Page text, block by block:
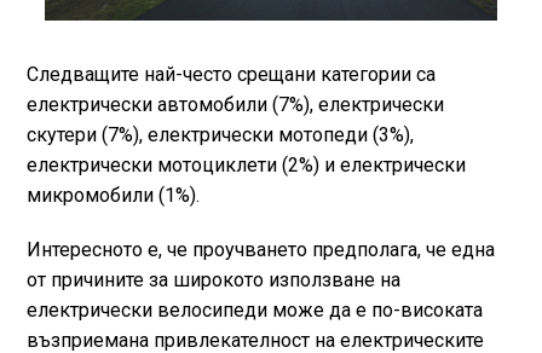
Следващите най-често срещани категории са
електрически автомобили (7%), електрически
скутери (7%), електрически мотопеди (3%),
електрически мотоциклети (2%) и електрически
микромобили (1%).
Интересното е, че проучването предполага, че една
от причините за широкото използване на
електрически велосипеди може да е по-високата
възприемана привлекателност на електрическите